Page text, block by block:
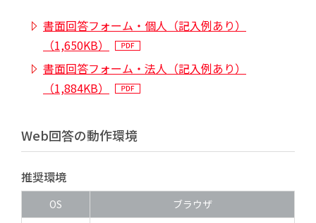
書面回答フォーム・個人（記入例あり）
（1,650KB）
書面回答フォーム・法人（記入例あり）
（1,884KB）
Web回答の動作環境
推奨環境
OS
ブラウザ